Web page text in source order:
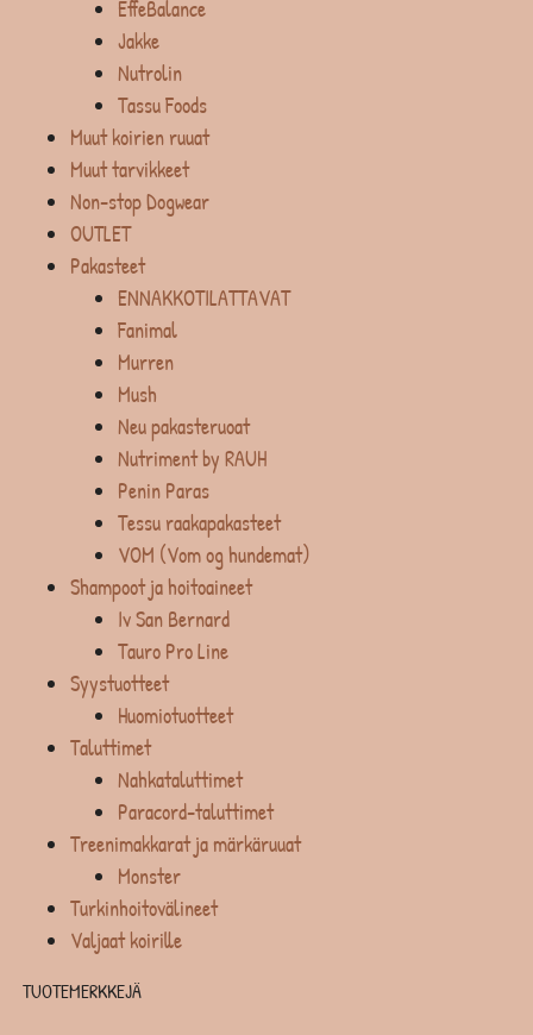
EffeBalance
Jakke
Nutrolin
Tassu Foods
Muut koirien ruuat
Muut tarvikkeet
Non-stop Dogwear
OUTLET
Pakasteet
ENNAKKOTILATTAVAT
Fanimal
Murren
Mush
Neu pakasteruoat
Nutriment by RAUH
Penin Paras
Tessu raakapakasteet
VOM (Vom og hundemat)
Shampoot ja hoitoaineet
Iv San Bernard
Tauro Pro Line
Syystuotteet
Huomiotuotteet
Taluttimet
Nahkataluttimet
Paracord-taluttimet
Treenimakkarat ja märkäruuat
Monster
Turkinhoitovälineet
Valjaat koirille
TUOTEMERKKEJÄ